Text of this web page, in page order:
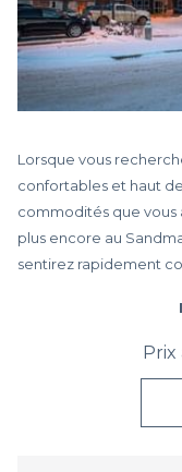
Lorsque vous
confortables et haut
commodités que
plus encore au
sentirez rapidement
ce qui est de la
voiture du centre-ville
Notre offre
qu'impressionné. De
Prix